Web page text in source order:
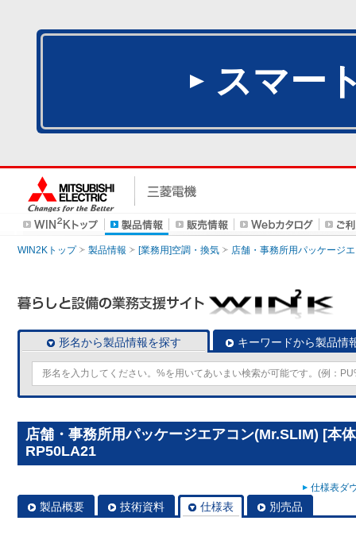
スマー
WIN2Kトップ 製品情報 [業務用]空調・換気 店舗・事務所用パッケージ
形名から製品情報を探す キーワードから製品情
店舗・事務所用パッケージエアコン(Mr.SLIM) [本
RP50LA21
仕様表ダ
製品概要 技術資料 仕様表 別売品